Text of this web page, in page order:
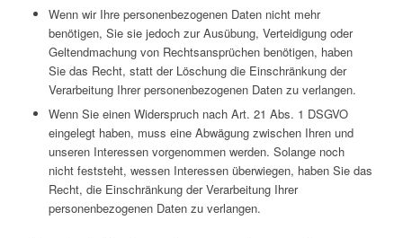
Wenn wir Ihre personenbezogenen Daten nicht mehr
benötigen, Sie sie jedoch zur Ausübung, Verteidigung oder
Geltendmachung von Rechtsansprüchen benötigen, haben
Sie das Recht, statt der Löschung die Einschränkung der
Verarbeitung Ihrer personenbezogenen Daten zu verlangen.
Wenn Sie einen Widerspruch nach Art. 21 Abs. 1 DSGVO
eingelegt haben, muss eine Abwägung zwischen Ihren und
unseren Interessen vorgenommen werden. Solange noch
nicht feststeht, wessen Interessen überwiegen, haben Sie das
Recht, die Einschränkung der Verarbeitung Ihrer
personenbezogenen Daten zu verlangen.